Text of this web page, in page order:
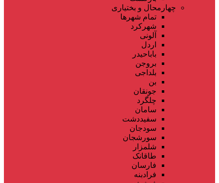
چهارمحال و بختیاری
تمام شهر‌ها
شهرکرد
آلونی
اردل
باباحیدر
بروجن
بلداجی
بن
جونقان
چلگرد
سامان
سفیددشت
سودجان
سورشجان
شلمزار
طاقانک
فارسان
فرادبنه